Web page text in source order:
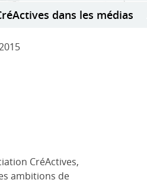
dans les médias
CréActives,
ambitions de